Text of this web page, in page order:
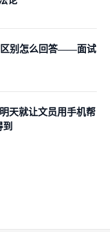
区别怎么回答——面试
天就让文员用手机帮